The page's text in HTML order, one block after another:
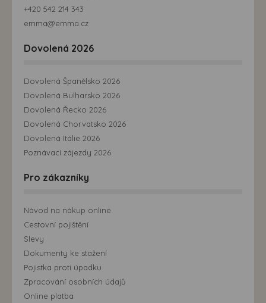
+420 542 214 343
emma@emma.cz
Dovolená 2026
Dovolená Španělsko 2026
Dovolená Bulharsko 2026
Dovolená Řecko 2026
Dovolená Chorvatsko 2026
Dovolená Itálie 2026
Poznávací zájezdy 2026
Pro zákazníky
Návod na nákup online
Cestovní pojištění
Slevy
Dokumenty ke stažení
Pojistka proti úpadku
Zpracování osobních údajů
Online platba